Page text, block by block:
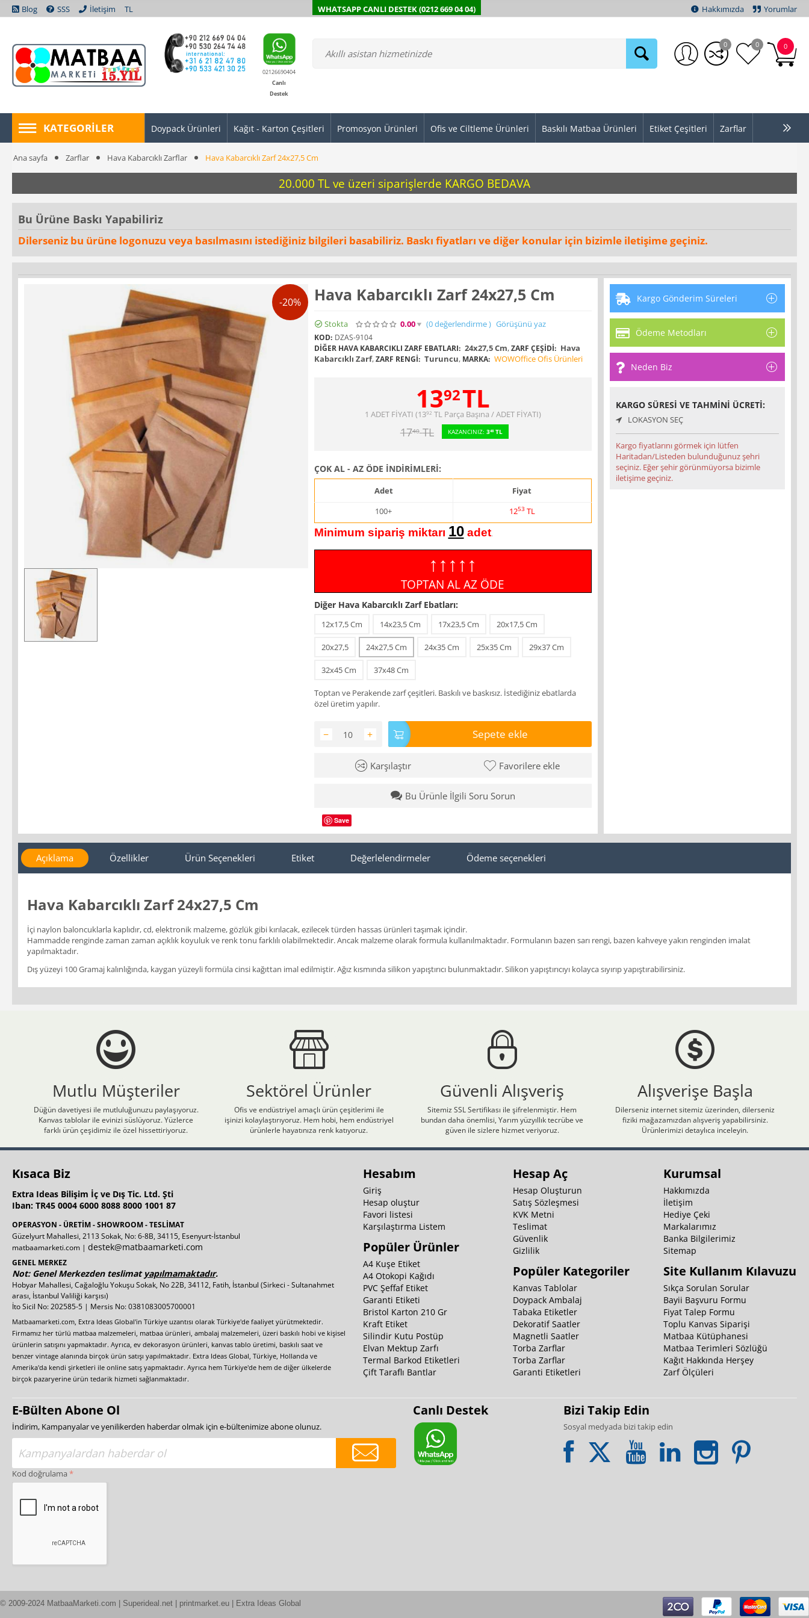
Blog SSS İletişim TL WHATSAPP CANLI DESTEK (0212 669 04 04) Hakkımızda Yorumlar
02126690404
Canlı
Destek
0
0 0
KATEGORILER Doypack Ürünleri Kağıt - Karton Çeşitleri Promosyon Ürünleri Ofis ve Ciltleme Ürünleri Baskılı Matbaa Ürünleri Etiket Çeşitleri Zarflar
Ana sayfa Zarflar Hava Kabarcıklı Zarflar Hava Kabarcıklı Zarf 24x27,5 Cm
20.000 TL ve üzeri siparişlerde KARGO BEDAVA
Bu Ürüne Baskı Yapabiliriz
Dilerseniz bu ürüne logonuzu veya basılmasını istediğiniz bilgileri basabiliriz. Baskı fiyatları ve diğer konular için bizimle iletişime geçiniz.
-20% Hava Kabarcıklı Zarf 24x27,5 Cm
Stokta 0.00 (0değerlendirme) Görüşünü yaz
KOD: DZAS-9104
DIĞER HAVA KABARCIKLI ZARF EBATLARI: 24x27,5 Cm,ZARF ÇEŞIDI: Hava
Kabarcıklı Zarf,ZARF RENGI: Turuncu, MARKA: WOWOffice Ofis Ürünleri
1392TL
1 ADET FİYATI (1392 TLParça Başına / ADET FİYATI)
1740 TL KAZANCINIZ: 348 TL
ÇOK AL - AZ ÖDE İNDİRİMLERİ:
Adet
Fiyat
100+
1253 TL
Minimum sipariş miktarı 10 adet.
↑↑↑↑↑
TOPTAN AL AZ ÖDE
Diğer Hava Kabarcıklı Zarf Ebatları:
12x17,5 Cm 14x23,5 Cm 17x23,5 Cm 20x17,5 Cm
20x27,5 24x27,5 Cm 24x35 Cm 25x35 Cm 29x37 Cm
32x45 Cm 37x48 Cm
Toptan ve Perakende zarf çeşitleri. Baskılı ve baskısız. İstediğiniz ebatlarda
özel üretim yapılır.
+
− Sepete ekle
Karşılaştır Favorilere ekle
Bu Ürünle İlgili Soru Sorun
Save
Kargo Gönderim Süreleri
Ödeme Metodları
Neden Biz
KARGO SÜRESI VE TAHMINI ÜCRETI:
LOKASYON SEÇ
Kargo fiyatlarını görmek için lütfen
Haritadan/Listeden bulunduğunuz şehri
seçiniz. Eğer şehir görünmüyorsa bizimle
iletişime geçiniz.
Açıklama Özellikler Ürün Seçenekleri Etiket Değerlelendirmeler Ödeme seçenekleri
Hava Kabarcıklı Zarf 24x27,5 Cm
İçi naylon baloncuklarla kaplıdır, cd, elektronik malzeme, gözlük gibi kırılacak, ezilecek türden hassas ürünleri taşımak içindir.
Hammadde renginde zaman zaman açıklık koyuluk ve renk tonu farklılı olabilmektedir. Ancak malzeme olarak formula kullanılmaktadır. Formulanın bazen sarı rengi, bazen kahveye yakın renginden imalat
yapılmaktadır.
Dış yüzeyi 100 Gramaj kalınlığında, kaygan yüzeyli formüla cinsi kağıttan imal edilmiştir. Ağız kısmında silikon yapıştırıcı bulunmaktadır. Silikon yapıştırıcıyı kolayca sıyırıp yapıştırabilirsiniz.
Mutlu Müşteriler
Düğün davetiyesi ile mutluluğunuzu paylaşıyoruz.
Kanvas tablolar ile evinizi süslüyoruz. Yüzlerce
farklı ürün çeşidimiz ile özel hissettiriyoruz.
Sektörel Ürünler
Ofis ve endüstriyel amaçlı ürün çeşitlerimi ile
işinizi kolaylaştırıyoruz. Hem hobi, hem endüstriyel
ürünlerle hayatınıza renk katıyoruz.
Güvenli Alışveriş
Sitemiz SSL Sertifikası ile şifrelenmiştir. Hem
bundan daha önemlisi, Yarım yüzyıllık tecrübe ve
güven ile sizlere hizmet veriyoruz.
Alışverişe Başla
Dilerseniz internet sitemiz üzerinden, dilerseniz
fiziki mağazamızdan alışveriş yapabilirsiniz.
Ürünlerimizi detaylıca inceleyin.
Kısaca Biz
Extra Ideas Bilişim İç ve Dış Tic. Ltd. Şti
Iban: TR45 0004 6000 8088 8000 1001 87
OPERASYON - ÜRETİM - SHOWROOM - TESLİMAT
Güzelyurt Mahallesi, 2113 Sokak, No: 6-8B, 34115, Esenyurt-İstanbul
matbaamarketi.com | destek@matbaamarketi.com
GENEL MERKEZ
Not: Genel Merkezden teslimat yapılmamaktadır.
Hobyar Mahallesi, Cağaloğlu Yokuşu Sokak, No 22B, 34112, Fatih, İstanbul (Sirkeci - Sultanahmet
arası, İstanbul Valiliği karşısı)
İto Sicil No: 202585-5 | Mersis No: 0381083005700001
Matbaamarketi.com, Extra Ideas Global'in Türkiye uzantısı olarak Türkiye'de faaliyet yürütmektedir.
Firmamız her türlü matbaa malzemeleri, matbaa ürünleri, ambalaj malzemeleri, üzeri baskılı hobi ve kişisel
ürünlerin satışını yapmaktadır. Ayrıca, ev dekorasyon ürünleri, kanvas tablo üretimi, baskılı saat ve
benzer vintage alanında birçok ürün satışı yapılmaktadır. Extra Ideas Global, Türkiye, Hollanda ve
Amerika'da kendi şirketleri ile online satış yapmaktadır. Ayrıca hem Türkiye'de hem de diğer ülkelerde
birçok pazaryerine ürün tedarik hizmeti sağlanmaktadır.
Hesabım
Giriş
Hesap oluştur
Favori listesi
Karşılaştırma Listem
Popüler Ürünler
A4 Kuşe Etiket
A4 Otokopi Kağıdı
PVC Şeffaf Etiket
Garanti Etiketi
Bristol Karton 210 Gr
Kraft Etiket
Silindir Kutu Postüp
Elvan Mektup Zarfı
Termal Barkod Etiketleri
Çift Taraflı Bantlar
Hesap Aç
Hesap Oluşturun
Satış Sözleşmesi
KVK Metni
Teslimat
Güvenlik
Gizlilik
Popüler Kategoriler
Kanvas Tablolar
Doypack Ambalaj
Tabaka Etiketler
Dekoratif Saatler
Magnetli Saatler
Torba Zarflar
Torba Zarflar
Garanti Etiketleri
Kurumsal
Hakkımızda
İletişim
Hediye Çeki
Markalarımız
Banka Bilgilerimiz
Sitemap
Site Kullanım Kılavuzu
Sıkça Sorulan Sorular
Bayii Başvuru Formu
Fiyat Talep Formu
Toplu Kanvas Siparişi
Matbaa Kütüphanesi
Matbaa Terimleri Sözlüğü
Kağıt Hakkında Herşey
Zarf Ölçüleri
E-Bülten Abone Ol
İndirim, Kampanyalar ve yenilikerden haberdar olmak için e-bültenimize abone olunuz.
Kod doğrulama
Canlı Destek Bizi Takip Edin
Sosyal medyada bizi takip edin
© 2009-2024 MatbaaMarketi.com | Superideal.net | printmarket.eu | Extra Ideas Global